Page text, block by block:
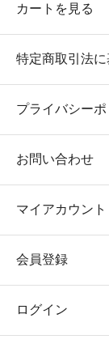
カートを見る
特定商取引法
プライバシー
お問い合わせ
マイアカウント
会員登録
ログイン